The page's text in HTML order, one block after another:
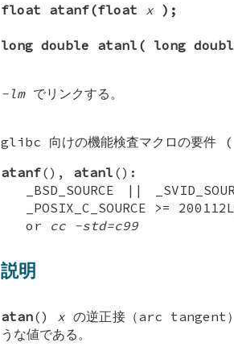
float atanf(float x );
long double atanl( long
-lmでリンクする。
glibc 向けの機能検査マクロの要件 (
atanf(), atanl ():
_BSD_SOURCE ||
_POSIX_C_SOURCE >=
or cc -std=c99
説明
atan() x の逆正接（arc tangent）
うな値である。